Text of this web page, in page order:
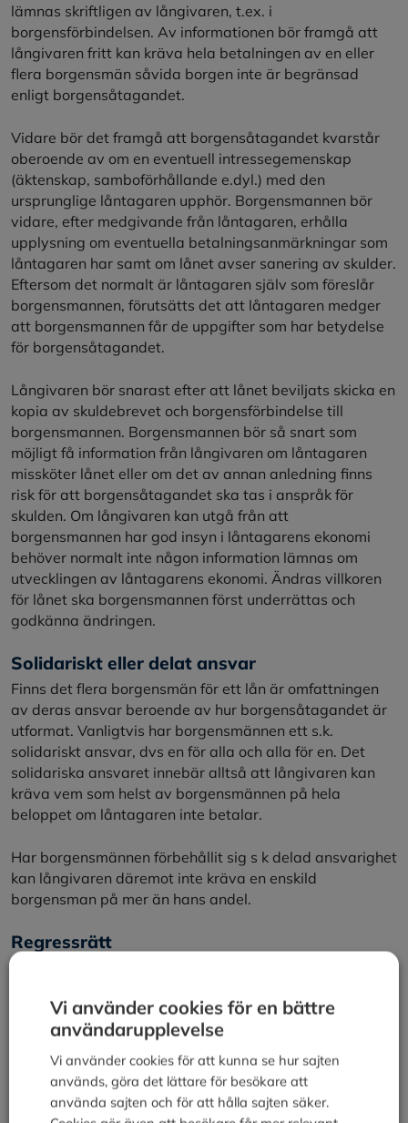
lämnas skriftligen av långivaren, t.ex. i
borgensförbindelsen. Av informationen bör framgå att
långivaren fritt kan kräva hela betalningen av en eller
flera borgensmän såvida borgen inte är begränsad
enligt borgensåtagandet.
Vidare bör det framgå att borgensåtagandet kvarstår
oberoende av om en eventuell intressegemenskap
(äktenskap, samboförhållande e.dyl.) med den
ursprunglige låntagaren upphör. Borgensmannen bör
vidare, efter medgivande från låntagaren, erhålla
upplysning om eventuella betalningsanmärkningar som
låntagaren har samt om lånet avser sanering av skulder.
Eftersom det normalt är låntagaren själv som föreslår
borgensmannen, förutsätts det att låntagaren medger
att borgensmannen får de uppgifter som har betydelse
för borgensåtagandet.
Långivaren bör snarast efter att lånet beviljats skicka en
kopia av skuldebrevet och borgensförbindelse till
borgensmannen. Borgensmannen bör så snart som
möjligt få information från långivaren om låntagaren
missköter lånet eller om det av annan anledning finns
risk för att borgensåtagandet ska tas i anspråk för
skulden. Om långivaren kan utgå från att
borgensmannen har god insyn i låntagarens ekonomi
behöver normalt inte någon information lämnas om
utvecklingen av låntagarens ekonomi. Ändras villkoren
för lånet ska borgensmannen först underrättas och
godkänna ändringen.
Solidariskt eller delat ansvar
Finns det flera borgensmän för ett lån är omfattningen
av deras ansvar beroende av hur borgensåtagandet är
utformat. Vanligtvis har borgensmännen ett s.k.
solidariskt ansvar, dvs en för alla och alla för en. Det
solidariska ansvaret innebär alltså att långivaren kan
kräva vem som helst av borgensmännen på hela
beloppet om låntagaren inte betalar.
Har borgensmännen förbehållit sig s k delad ansvarighet
kan långivaren däremot inte kräva en enskild
borgensman på mer än hans andel.
Regressrätt
kan kräva tillbaka pengarna från låntagaren. Om det
finns flera borgensmän har dessa sinsemellan
regressrätt vid solidariskt ansvar. I de fall då
borgensmannen blir tvungen att infria sitt
borgensåtagande bör han undersöka möjligheten att
själv överta lånet så att räntorna blir avdragsgilla i hans
Vi använder cookies för en bättre
användarupplevelse
Vi använder cookies för att kunna se hur sajten
används, göra det lättare för besökare att
använda sajten och för att hålla sajten säker.